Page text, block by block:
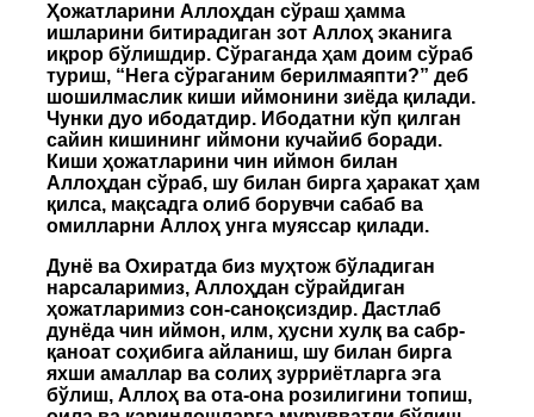
Ҳожатларини Аллоҳдан сўраш ҳамма
ишларини битирадиган зот Аллоҳ эканига
иқрор бўлишдир. Сўраганда ҳам доим сўраб
туриш, “Нега сўраганим берилмаяпти?” деб
шошилмаслик киши иймонини зиёда қилади.
Чунки дуо ибодатдир. Ибодатни кўп қилган
сайин кишининг иймони кучайиб боради.
Киши ҳожатларини чин иймон билан
Аллоҳдан сўраб, шу билан бирга ҳаракат ҳам
қилса, мақсадга олиб борувчи сабаб ва
омилларни Аллоҳ унга муяссар қилади.
Дунё ва Охиратда биз муҳтож бўладиган
нарсаларимиз, Аллоҳдан сўрайдиган
ҳожатларимиз сон-саноқсиздир. Дастлаб
дунёда чин иймон, илм, ҳусни хулқ ва сабр-
қаноат соҳибига айланиш, шу билан бирга
яхши амаллар ва солиҳ зурриётларга эга
бўлиш, Аллоҳ ва ота-она розилигини топиш,